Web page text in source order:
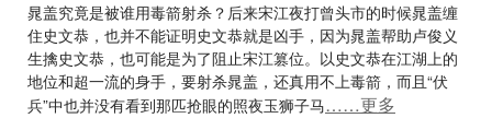
晁盖究竟是被谁用毒箭射杀？后来宋江夜打曾头市的时候晁盖缠
住史文恭，也并不能证明史文恭就是凶手，因为晁盖帮助卢俊义
生擒史文恭，也可能是为了阻止宋江篡位。以史文恭在江湖上的
地位和超一流的身手，要射杀晁盖，还真用不上毒箭，而且“伏
兵”中也并没有看到那匹抢眼的照夜玉狮子马……更多